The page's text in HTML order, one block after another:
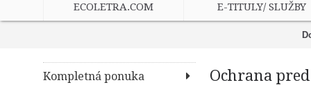
ECOLETRA.COM E-TITULY/ SLUŽBY
Kompletná ponuka Ochrana